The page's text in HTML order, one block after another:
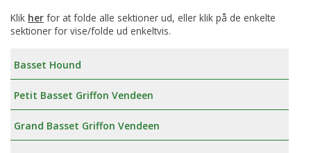
Klik her for at folde alle sektioner ud, eller klik på de enkelte
sektioner for vise/folde ud enkeltvis.
Basset Hound
Petit Basset Griffon Vendeen
Grand Basset Griffon Vendeen